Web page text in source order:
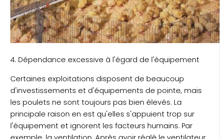
4. Dépendance excessive à l'égard de l'équipement
Certaines exploitations disposent de beaucoup
d'investissements et d'équipements de pointe, mais
les poulets ne sont toujours pas bien élevés. La
principale raison en est qu'elles s'appuient trop sur
l'équipement et ignorent les facteurs humains. Par